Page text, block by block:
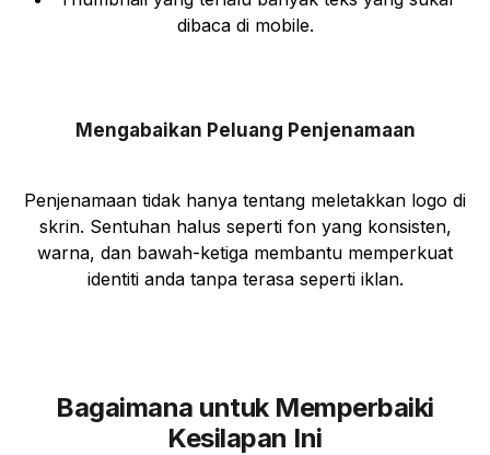
dibaca di mobile.
Mengabaikan Peluang Penjenamaan
Penjenamaan tidak hanya tentang meletakkan logo di
skrin. Sentuhan halus seperti fon yang konsisten,
warna, dan bawah-ketiga membantu memperkuat
identiti anda tanpa terasa seperti iklan.
Bagaimana untuk Memperbaiki
Kesilapan Ini